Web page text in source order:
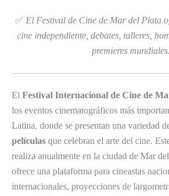
✅ El Festival de Cine de Mar del Plata
cine independiente, debates, talleres,
premieres mundiales.
El Festival Internacional de Cine de
los eventos cinematográficos más
Latina, donde se presentan una variedad
películas que celebran el arte del cine.
realiza anualmente en la ciudad de Mar
ofrece una plataforma para cineastas
internacionales, proyecciones de